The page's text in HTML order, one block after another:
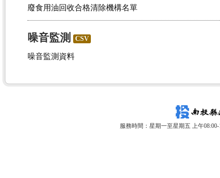
廢食用油回收合格清除機構名單
噪音監測 CSV
噪音監測資料
服務時間：星期一至星期五 上午